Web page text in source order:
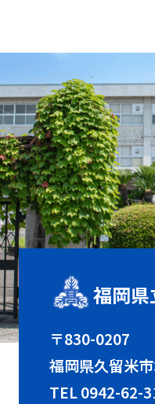
福岡
〒830-0207
福岡県久留米
TEL0942-62-